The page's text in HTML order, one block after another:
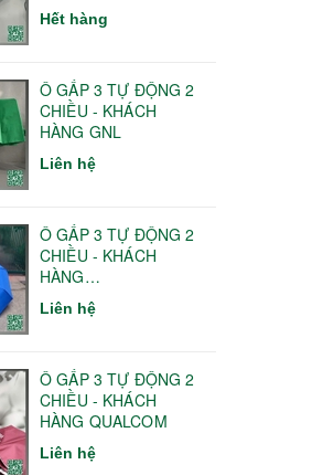
Hết hàng
Ô GẤP 3 TỰ ĐỘNG 2
CHIỀU - KHÁCH
HÀNG GNL
Liên hệ
Ô GẤP 3 TỰ ĐỘNG 2
CHIỀU - KHÁCH
HÀNG
HANOITELECOM
Liên hệ
Ô GẤP 3 TỰ ĐỘNG 2
CHIỀU - KHÁCH
HÀNG QUALCOM
Liên hệ